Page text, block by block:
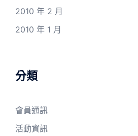
2010 年 2 月
2010 年 1 月
分類
會員通訊
活動資訊